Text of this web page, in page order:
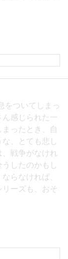
をついてしまっ
感じられた一
まったとき、自
、とても悲し
戦争がなけれ
したのかもし
らなければ、
ーズも、おそ